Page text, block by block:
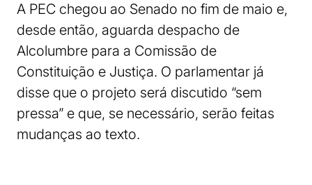
A PEC chegou ao Senado no fim de maio e,
desde então, aguarda despacho de
Alcolumbre para a Comissão de
Constituição e Justiça. O parlamentar já
disse que o projeto será discutido “sem
pressa” e que, se necessário, serão feitas
mudanças ao texto.